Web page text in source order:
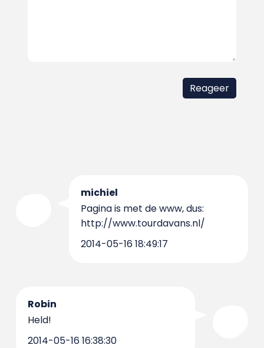
michiel
Pagina is met de www, dus:
http://www.tourdavans.nl/
2014-05-16 18:49:17
Robin
Held!
2014-05-16 16:38:30